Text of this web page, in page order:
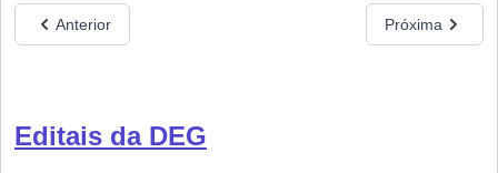
Anterior Próxima
Editais da DEG